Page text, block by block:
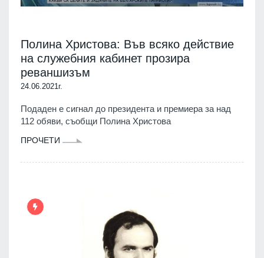
Полина Христова: Във всяко действие
на служебния кабинет прозира
реваншизъм
24.06.2021г.
Подаден е сигнал до президента и премиера за над
112 обяви, съобщи Полина Христова
ПРОЧЕТИ